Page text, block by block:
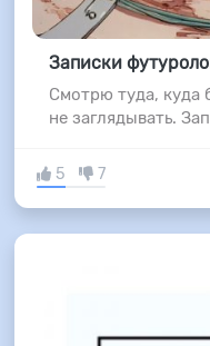
Записки
Смотрю туда, куда
не заглядывать.
5 7